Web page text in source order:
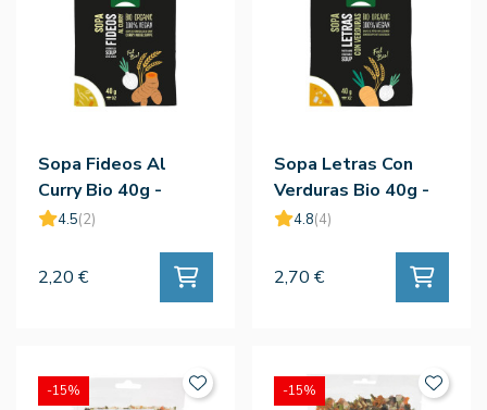
Sopa Fideos Al
Curry Bio 40g -
Naturgreen
4.5(2)
2,20 €
Sopa Letras Con
Verduras Bio 40g -
Naturgreen
4.8(4)
2,70 €
-15% -15%